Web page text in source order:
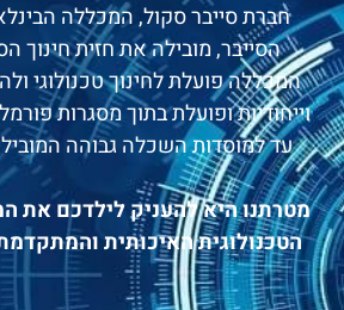
חברת סייבר סקול, המכללה
הסייבר, מובילה את חזית חינוך
המכללה פועלת לחינוך טכנולוגי
וייחודיות ופועלת בתוך מסגרות
עד למוסדות השכלה גבוהה
מטרתנו היא להעניק לילדכם את
הטכנולוגית האיכותית